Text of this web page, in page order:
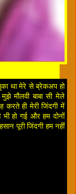
था मेरे से ब्रेकअप हो
मौलवी बाबा सी मेले
करते ही मेरी जिंदगी में
हो गई और हम दोनों
पूरी जिंदगी हम नहीं